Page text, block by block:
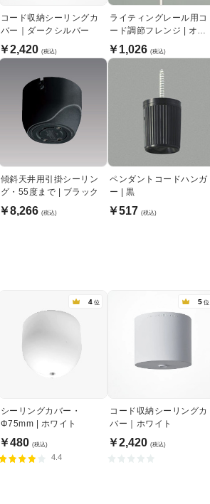
コード収納シーリングカ
バー｜ダークシルバー
￥2,420 (税込)
ライティングレール用コ
ード調節フレンジ | オフ
ホワイト
￥1,026 (税込)
傾斜天井用引掛シーリン
グ・55度まで | ブラック
￥8,266 (税込)
ペンダントコードハンガ
ー | 黒
￥517 (税込)
4 位
シーリングカバー・
Φ75mm | ホワイト
￥480 (税込)
4.4
5 位
コード収納シーリングカ
バー｜ホワイト
￥2,420 (税込)